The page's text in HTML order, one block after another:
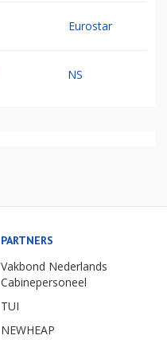
Eurostar
NS
PARTNERS
Vakbond Nederlands
Cabinepersoneel
TUI
NEWHEAP